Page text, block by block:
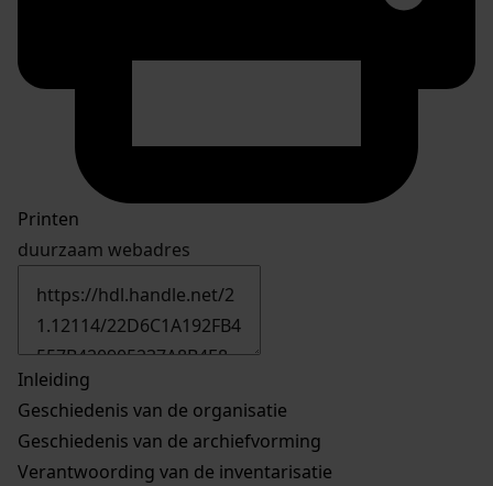
Printen
duurzaam webadres
Inleiding
Geschiedenis van de organisatie
Geschiedenis van de archiefvorming
Verantwoording van de inventarisatie